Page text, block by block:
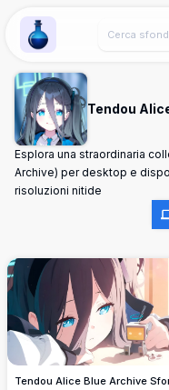
Wallpaper Alchemy
Tendou
Esplora una straordinaria
Archive) per desktop e
risoluzioni nitide
Tendou Alice Blue Archive